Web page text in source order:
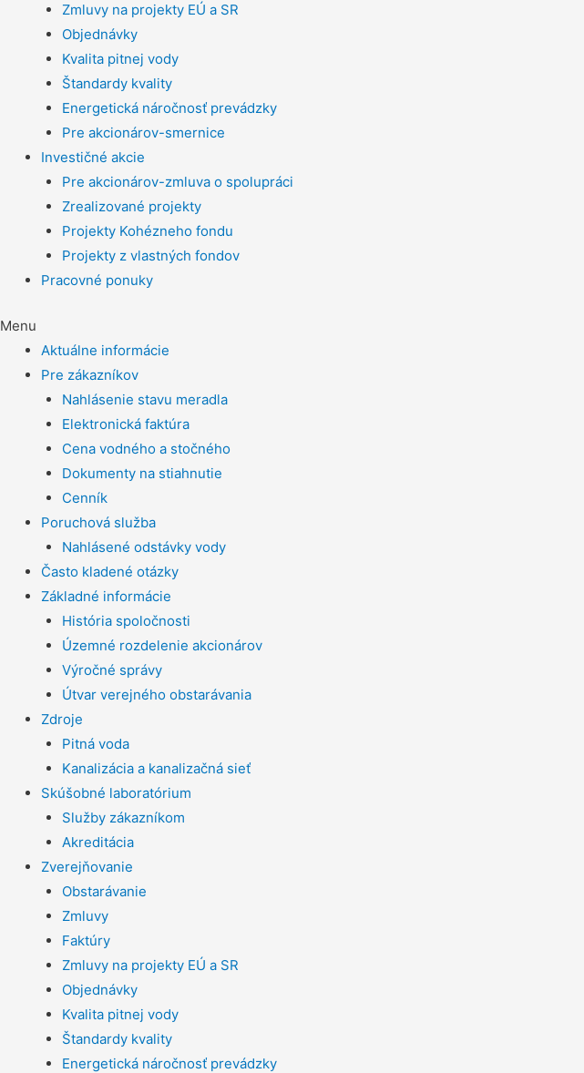
Zmluvy na projekty EÚ a SR
Objednávky
Kvalita pitnej vody
Štandardy kvality
Energetická náročnosť prevádzky
Pre akcionárov-smernice
Investičné akcie
Pre akcionárov-zmluva o spolupráci
Zrealizované projekty
Projekty Kohézneho fondu
Projekty z vlastných fondov
Pracovné ponuky
Menu
Aktuálne informácie
Pre zákazníkov
Nahlásenie stavu meradla
Elektronická faktúra
Cena vodného a stočného
Dokumenty na stiahnutie
Cenník
Poruchová služba
Nahlásené odstávky vody
Často kladené otázky
Základné informácie
História spoločnosti
Územné rozdelenie akcionárov
Výročné správy
Útvar verejného obstarávania
Zdroje
Pitná voda
Kanalizácia a kanalizačná sieť
Skúšobné laboratórium
Služby zákazníkom
Akreditácia
Zverejňovanie
Obstarávanie
Zmluvy
Faktúry
Zmluvy na projekty EÚ a SR
Objednávky
Kvalita pitnej vody
Štandardy kvality
Energetická náročnosť prevádzky